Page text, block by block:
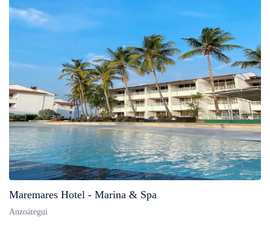
Maremares Hotel - Marina & Spa
Anzoátegui